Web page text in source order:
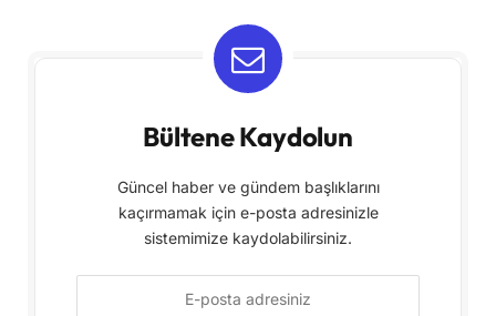
Bültene Kaydolun
Güncel haber ve gündem başlıklarını
kaçırmamak için e-posta adresinizle
sistemimize kaydolabilirsiniz.